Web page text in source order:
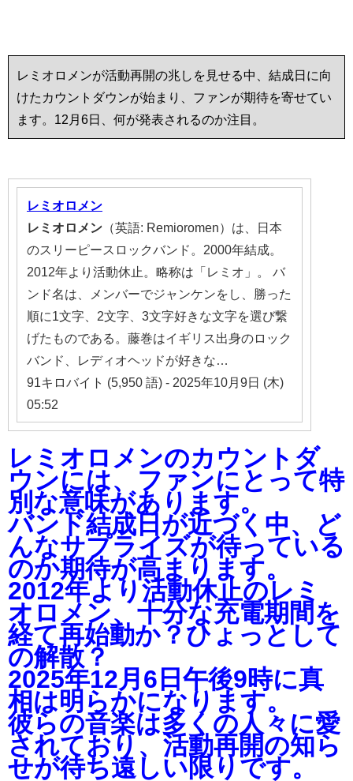
レミオロメンが活動再開の兆しを見せる中、結成日に向
けたカウントダウンが始まり、ファンが期待を寄せてい
ます。12月6日、何が発表されるのか注目。
レミオロメン
レミオロメン （英語: Remioromen）は、日本
のスリーピースロックバンド。2000年結成。
2012年より活動休止。略称は「レミオ」。 バ
ンド名は、メンバーでジャンケンをし、勝った
順に1文字、2文字、3文字好きな文字を選び繋
げたものである。藤巻はイギリス出身のロック
バンド、レディオヘッドが好きな…
91キロバイト (5,950 語) - 2025年10月9日 (木)
05:52
レミオロメンのカウントダ
ウンには、ファンにとって特
別な意味があります。
バンド結成日が近づく中、ど
んなサプライズが待っている
のか期待が高まります。
2012年より活動休止のレミ
オロメン、十分な充電期間を
経て再始動か？ひょっとして
の解散？
2025年12月6日午後9時に真
相は明らかになります。
彼らの音楽は多くの人々に愛
されており、活動再開の知ら
せが待ち遠しい限りです。